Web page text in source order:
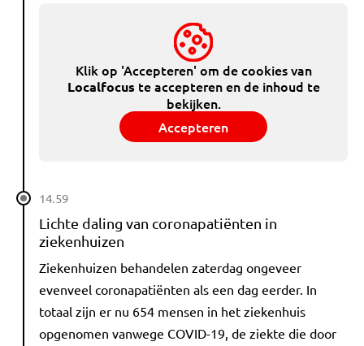
Klik op 'Accepteren' om de cookies van
Localfocus te accepteren en de inhoud te
bekijken.
Accepteren
14.59
Lichte daling van coronapatiënten in
ziekenhuizen
Ziekenhuizen behandelen zaterdag ongeveer
evenveel coronapatiënten als een dag eerder. In
totaal zijn er nu 654 mensen in het ziekenhuis
opgenomen vanwege COVID-19, de ziekte die door